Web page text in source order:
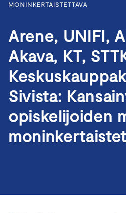
MONINKERTAISTETTAVA
Arene, UNIFI,
Akava, KT,
Sivista:
opiskelijoiden